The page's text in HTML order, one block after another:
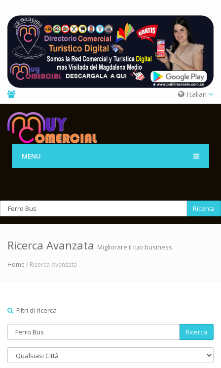
Italian
MENU
Ricerca
Ricerca Avanzata Migliorare il tuo business
Home / Ricerca Avanzata
Filtri di ricerca
Ricerca